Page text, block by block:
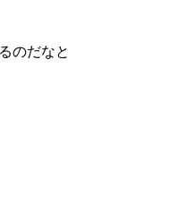
のだなと